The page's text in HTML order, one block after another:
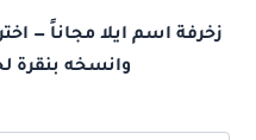
زخرفة اسم ايلا مجاناً —
وانسخه بنقرة